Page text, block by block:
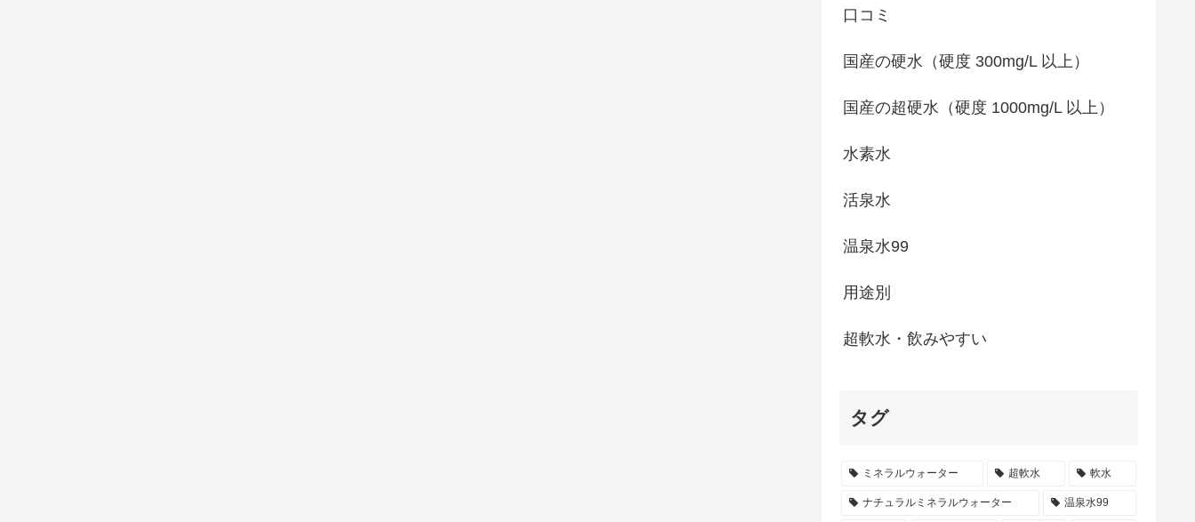
口コミ
国産の硬水（硬度 300mg/L 以上）
国産の超硬水（硬度 1000mg/L 以上）
水素水
活泉水
温泉水99
用途別
超軟水・飲みやすい
タグ
ミネラルウォーター 超軟水 軟水
ナチュラルミネラルウォーター 温泉水99